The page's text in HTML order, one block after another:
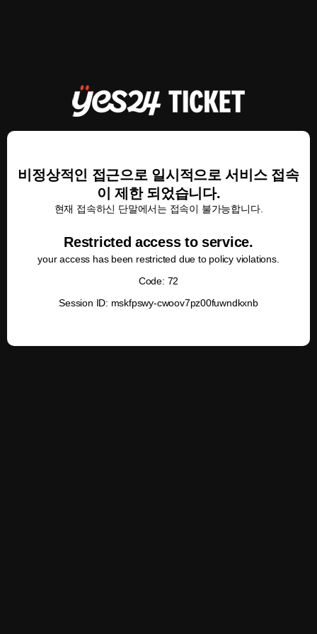
비정상적인 접근으로 일시적으로 서비스 접속
이 제한 되었습니다.
현재 접속하신 단말에서는 접속이 불가능합니다.
Restricted access to service.
your access has been restricted due to policy violations.
Code: 72
Session ID: mskfpswy-cwoov7pz00fuwndkxnb